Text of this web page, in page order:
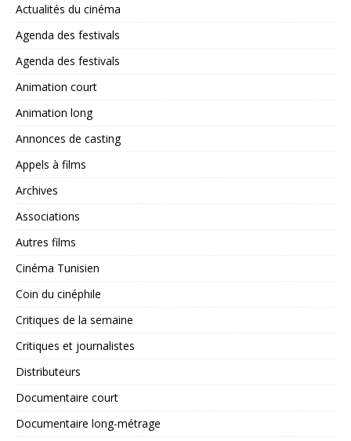
Actualités du cinéma
Agenda des festivals
Agenda des festivals
Animation court
Animation long
Annonces de casting
Appels à films
Archives
Associations
Autres films
Cinéma Tunisien
Coin du cinéphile
Critiques de la semaine
Critiques et journalistes
Distributeurs
Documentaire court
Documentaire long-métrage